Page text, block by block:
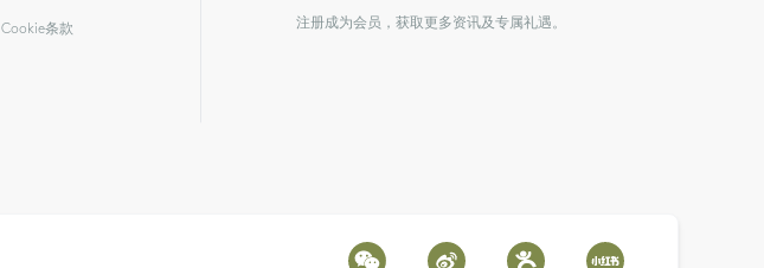
Cookie条款 注册成为会员，获取更多资讯及专属礼遇。